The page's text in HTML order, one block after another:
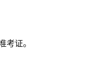
考证。